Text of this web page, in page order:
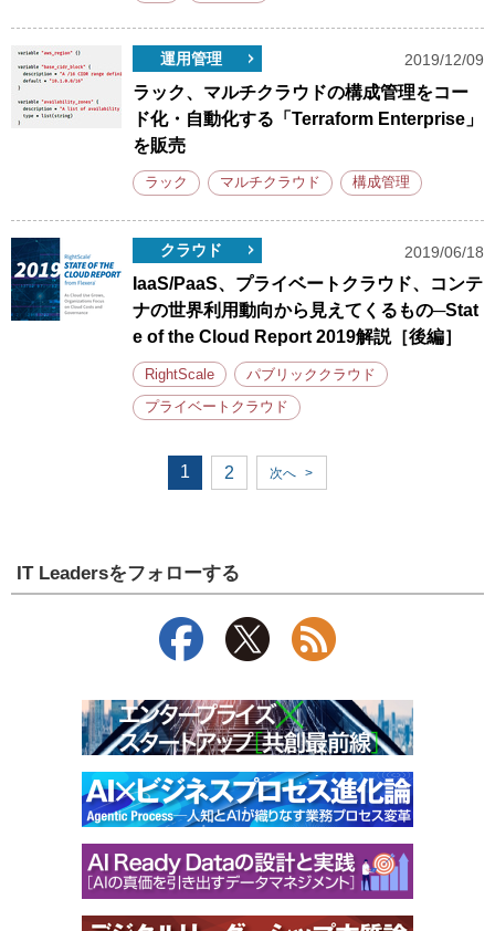
運用管理 2019/12/09
ラック、マルチクラウドの構成管理をコー
ド化・自動化する「Terraform Enterprise」
を販売
ラック マルチクラウド 構成管理
クラウド 2019/06/18
IaaS/PaaS、プライベートクラウド、コンテ
ナの世界利用動向から見えてくるもの─Stat
e of the Cloud Report 2019解説［後編］
RightScale パブリッククラウド
プライベートクラウド
1 2 次へ >
IT Leadersをフォローする